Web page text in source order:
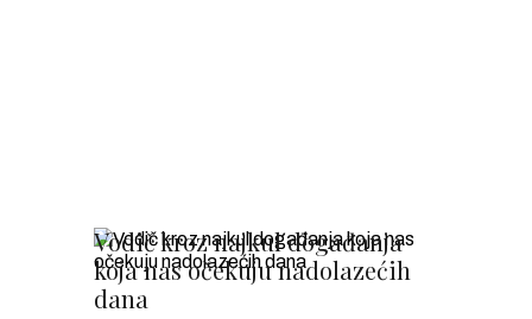
Vodič kroz najkul događanja
koja nas očekuju nadolazećih
dana